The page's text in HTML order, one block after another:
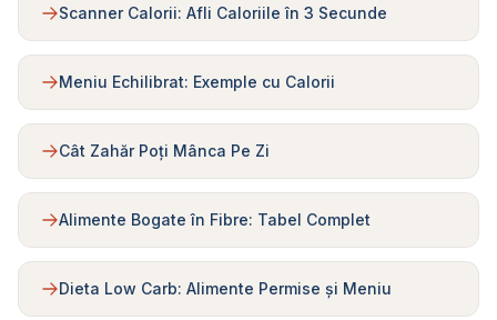
Scanner Calorii: Afli Caloriile în 3 Secunde
Meniu Echilibrat: Exemple cu Calorii
Cât Zahăr Poți Mânca Pe Zi
Alimente Bogate în Fibre: Tabel Complet
Dieta Low Carb: Alimente Permise și Meniu